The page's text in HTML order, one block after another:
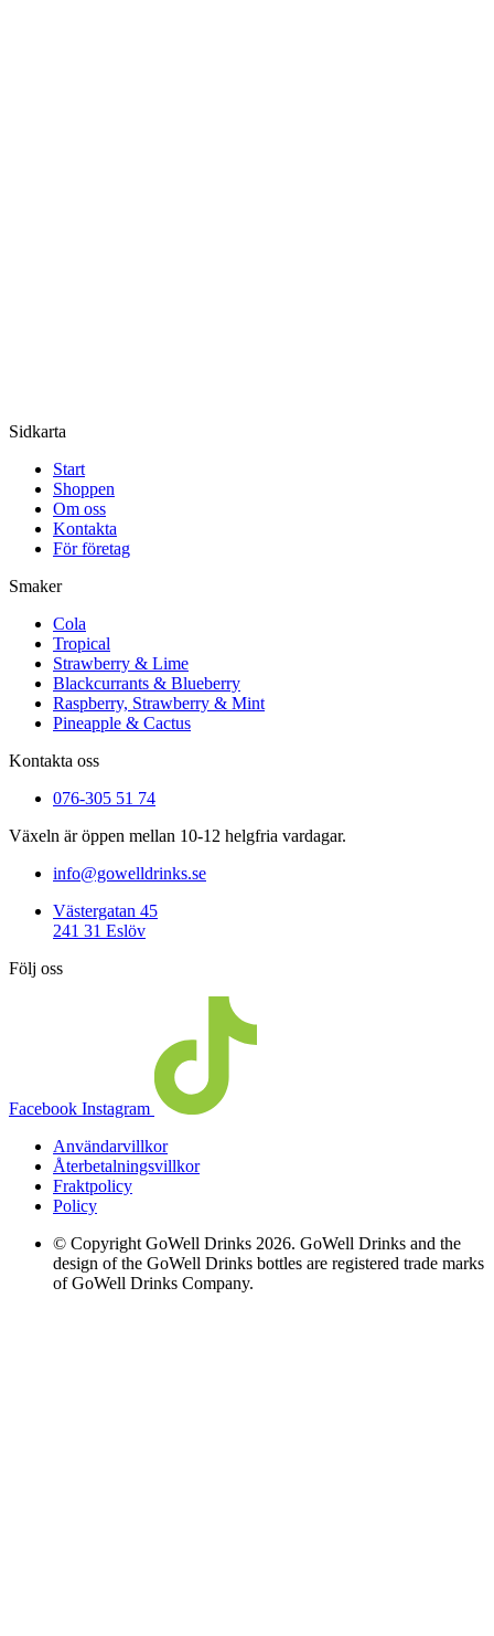
Sidkarta
Start
Shoppen
Om oss
Kontakta
För företag
Smaker
Cola
Tropical
Strawberry & Lime
Blackcurrants & Blueberry
Raspberry, Strawberry & Mint
Pineapple & Cactus
Kontakta oss
076-305 51 74
Växeln är öppen mellan 10-12 helgfria vardagar.
info@gowelldrinks.se
Västergatan 45
241 31 Eslöv
Följ oss
Facebook Instagram
Användarvillkor
Återbetalningsvillkor
Fraktpolicy
Policy
© Copyright GoWell Drinks 2026. GoWell Drinks and the
design of the GoWell Drinks bottles are registered trade marks
of GoWell Drinks Company.